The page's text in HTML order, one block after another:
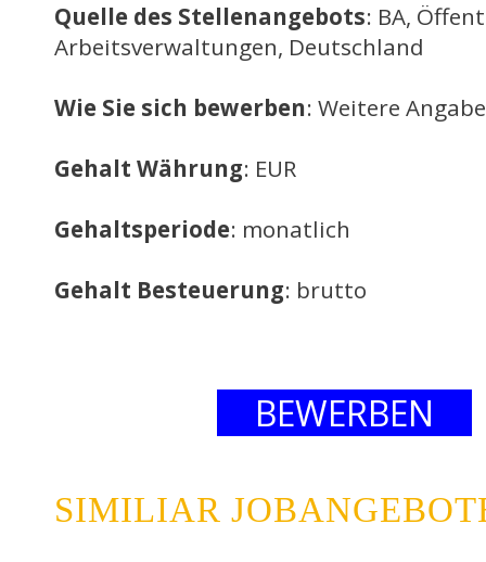
Quelle des Stellenangebots: BA,
Arbeitsverwaltungen, Deutschland
Wie Sie sich bewerben: Weitere
Gehalt Währung: EUR
Gehaltsperiode: monatlich
Gehalt Besteuerung: brutto
BEWERBEN
SIMILIAR